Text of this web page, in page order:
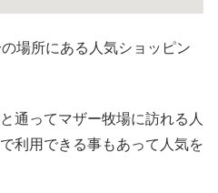
場所にある人気ショッピン
通ってマザー牧場に訪れる人
利用できる事もあって人気を